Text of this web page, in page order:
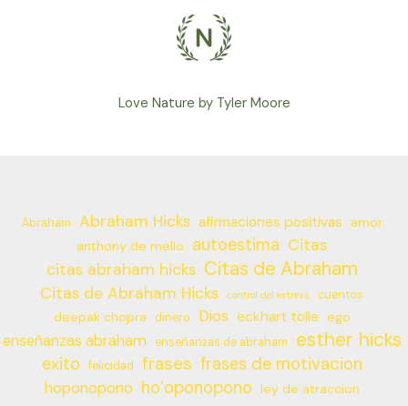
Love Nature by Tyler Moore
Abraham Abraham Hicks afirmaciones positivas
amor
anthony de mello
autoestima Citas
citas abraham hicks Citas de Abraham
Citas de Abraham Hicks control del estress cuentos
deepak chopra dinero Dios eckhart tolle ego
enseñanzas abraham enseñanzas de abraham esther hicks
exito felicidad frases frases de motivacion
hoponopono ho’oponopono ley de atraccion